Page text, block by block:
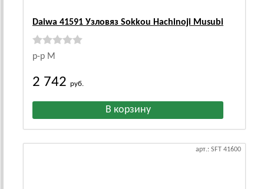
Daiwa 41591 Узловяз Sokkou Hachinoji Musubi
р-р M
2 742 руб.
арт.: SFT 41600